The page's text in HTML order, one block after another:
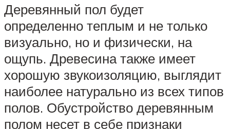
Деревянный пол будет
определенно теплым и не только
визуально, но и физически, на
ощупь. Древесина также имеет
хорошую звукоизоляцию, выглядит
наиболее натурально из всех типов
полов. Обустройство деревянным
полом несет в себе признаки